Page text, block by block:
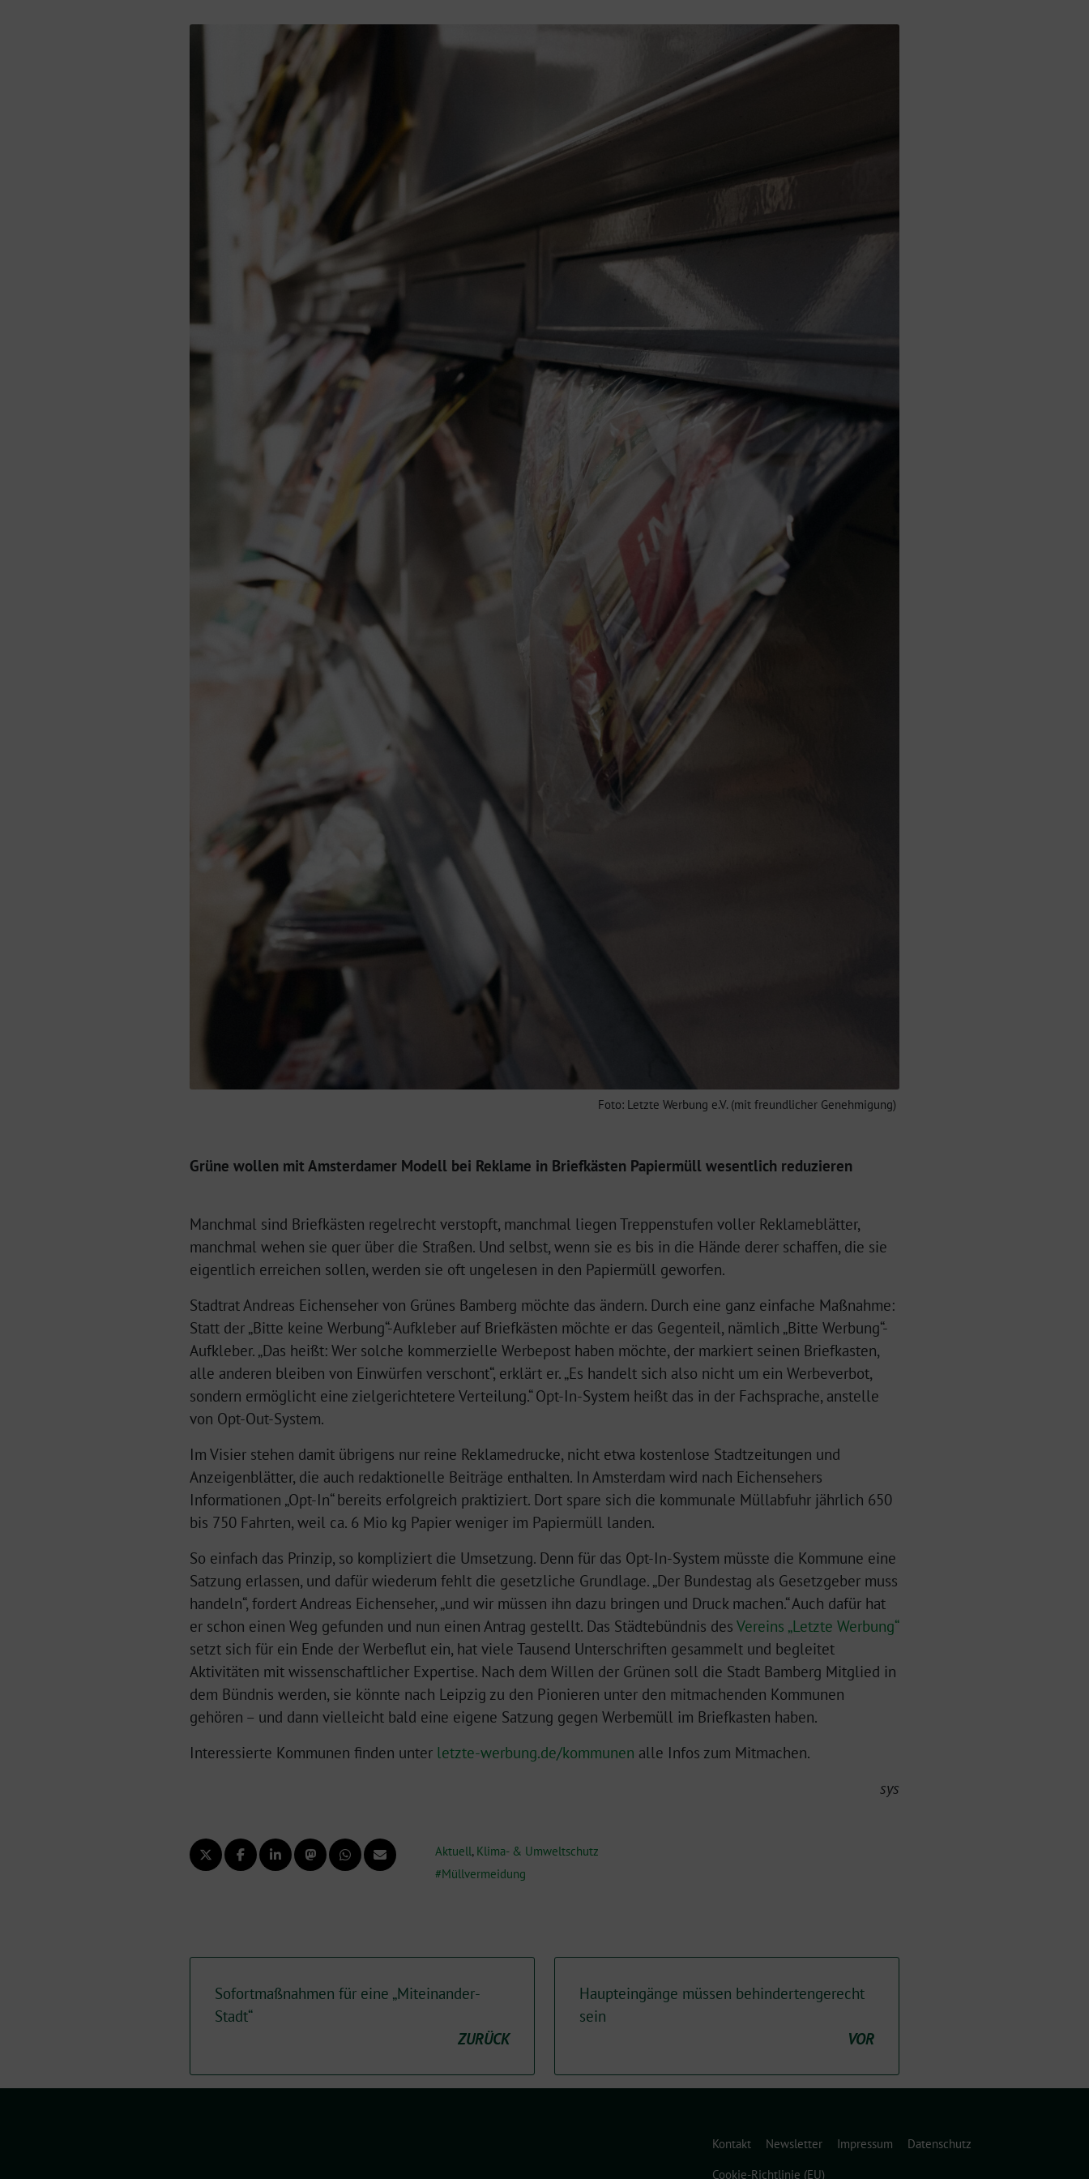
Foto: Letzte Werbung e.V. (mit freundlicher Genehmigung)
Grüne wollen mit Amsterdamer Modell bei Reklame in Briefkästen Papiermüll wesentlich reduzieren
Manchmal sind Briefkästen regelrecht verstopft, manchmal liegen Treppenstufen voller Reklameblätter,
manchmal wehen sie quer über die Straßen. Und selbst, wenn sie es bis in die Hände derer schaffen, die sie
eigentlich erreichen sollen, werden sie oft ungelesen in den Papiermüll geworfen.
Stadtrat Andreas Eichenseher von Grünes Bamberg möchte das ändern. Durch eine ganz einfache Maßnahme:
Statt der „Bitte keine Werbung“-Aufkleber auf Briefkästen möchte er das Gegenteil, nämlich „Bitte Werbung“-
Aufkleber. „Das heißt: Wer solche kommerzielle Werbepost haben möchte, der markiert seinen Briefkasten,
alle anderen bleiben von Einwürfen verschont“, erklärt er. „Es handelt sich also nicht um ein Werbeverbot,
sondern ermöglicht eine zielgerichtetere Verteilung.“ Opt-In-System heißt das in der Fachsprache, anstelle
von Opt-Out-System.
Im Visier stehen damit übrigens nur reine Reklamedrucke, nicht etwa kostenlose Stadtzeitungen und
Anzeigenblätter, die auch redaktionelle Beiträge enthalten. In Amsterdam wird nach Eichensehers
Informationen „Opt-In“ bereits erfolgreich praktiziert. Dort spare sich die kommunale Müllabfuhr jährlich 650
bis 750 Fahrten, weil ca. 6 Mio kg Papier weniger im Papiermüll landen.
So einfach das Prinzip, so kompliziert die Umsetzung. Denn für das Opt-In-System müsste die Kommune eine
Satzung erlassen, und dafür wiederum fehlt die gesetzliche Grundlage. „Der Bundestag als Gesetzgeber muss
handeln“, fordert Andreas Eichenseher, „und wir müssen ihn dazu bringen und Druck machen.“ Auch dafür hat
er schon einen Weg gefunden und nun einen Antrag gestellt. Das Städtebündnis des Vereins „Letzte Werbung“
setzt sich für ein Ende der Werbeflut ein, hat viele Tausend Unterschriften gesammelt und begleitet
Aktivitäten mit wissenschaftlicher Expertise. Nach dem Willen der Grünen soll die Stadt Bamberg Mitglied in
dem Bündnis werden, sie könnte nach Leipzig zu den Pionieren unter den mitmachenden Kommunen
gehören – und dann vielleicht bald eine eigene Satzung gegen Werbemüll im Briefkasten haben.
Interessierte Kommunen finden unter letzte-werbung.de/kommunen alle Infos zum Mitmachen.
sys
Aktuell, Klima- & Umweltschutz
Müllvermeidung
Sofortmaßnahmen für eine „Miteinander-
Stadt“
ZURÜCK
Haupteingänge müssen behindertengerecht
sein
VOR
Kontakt Newsletter Impressum
Datenschutz
Cookie-Richtlinie (EU)